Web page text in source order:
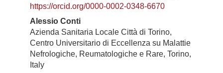
https://orcid.org/0000-0002-0348-6670
Alessio Conti
Azienda Sanitaria Locale Città di Torino,
Centro Universitario di Eccellenza su Malattie
Nefrologiche, Reumatologiche e Rare, Torino,
Italy